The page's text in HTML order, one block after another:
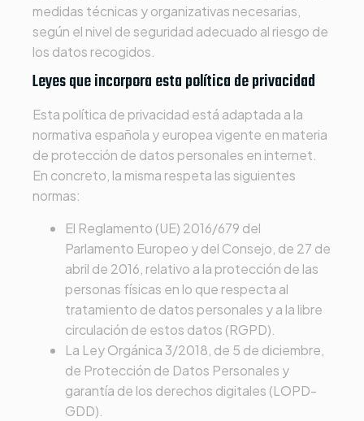
medidas técnicas y organizativas necesarias,
según el nivel de seguridad adecuado al riesgo de
los datos recogidos.
Leyes que incorpora esta política de privacidad
Esta política de privacidad está adaptada a la
normativa española y europea vigente en materia
de protección de datos personales en internet.
En concreto, la misma respeta las siguientes
normas:
El Reglamento (UE) 2016/679 del
Parlamento Europeo y del Consejo, de 27 de
abril de 2016, relativo a la protección de las
personas físicas en lo que respecta al
tratamiento de datos personales y a la libre
circulación de estos datos (RGPD).
La Ley Orgánica 3/2018, de 5 de diciembre,
de Protección de Datos Personales y
garantía de los derechos digitales (LOPD-
GDD).